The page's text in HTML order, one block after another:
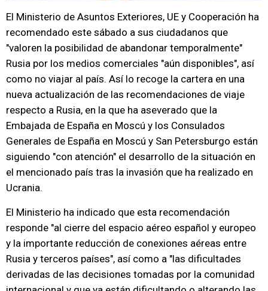
El Ministerio de Asuntos Exteriores, UE y Cooperación ha
recomendado este sábado a sus ciudadanos que
"valoren la posibilidad de abandonar temporalmente"
Rusia por los medios comerciales "aún disponibles", así
como no viajar al país. Así lo recoge la cartera en una
nueva actualización de las recomendaciones de viaje
respecto a Rusia, en la que ha aseverado que la
Embajada de España en Moscú y los Consulados
Generales de España en Moscú y San Petersburgo están
siguiendo "con atención" el desarrollo de la situación en
el mencionado país tras la invasión que ha realizado en
Ucrania.
El Ministerio ha indicado que esta recomendación
responde "al cierre del espacio aéreo español y europeo
y la importante reducción de conexiones aéreas entre
Rusia y terceros países", así como a "las dificultades
derivadas de las decisiones tomadas por la comunidad